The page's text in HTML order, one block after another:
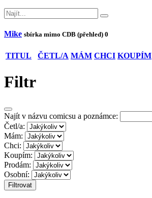
Mike sbírka mimo CDB (přehled) 0
TITUL ČETL/A MÁM CHCI KOUPÍM
Filtr
Najít v názvu comicsu a poznámce:
Četl/a:
Mám:
Chci:
Koupím:
Prodám:
Osobní:
Filtrovat